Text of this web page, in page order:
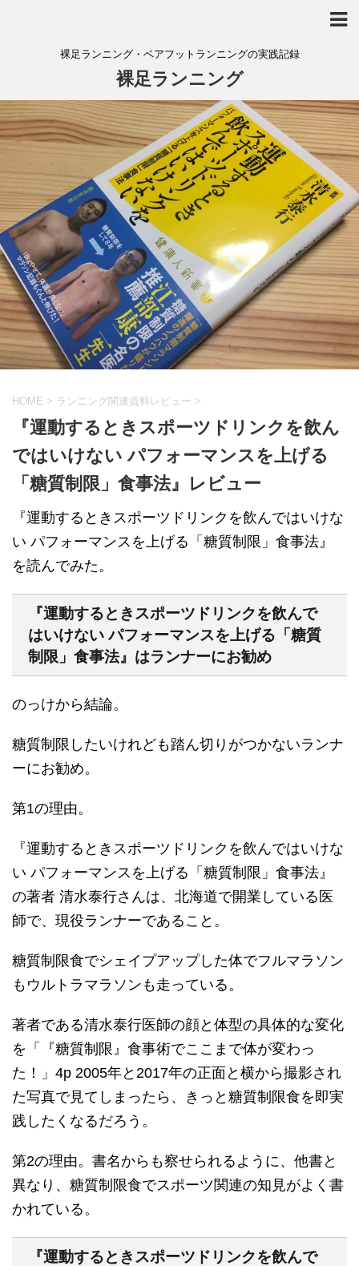
裸足ランニング・ベアフットランニングの実践記録
裸足ランニング
HOME > ランニング関連資料レビュー >
『運動するときスポーツドリンクを飲ん
ではいけない パフォーマンスを上げる
「糖質制限」食事法』レビュー
『運動するときスポーツドリンクを飲んではいけな
い パフォーマンスを上げる「糖質制限」食事法』
を読んでみた。
『運動するときスポーツドリンクを飲んで
はいけない パフォーマンスを上げる「糖質
制限」食事法』はランナーにお勧め
のっけから結論。
糖質制限したいけれども踏ん切りがつかないランナ
ーにお勧め。
第1の理由。
『運動するときスポーツドリンクを飲んではいけな
い パフォーマンスを上げる「糖質制限」食事法』
の著者 清水泰行さんは、北海道で開業している医
師で、現役ランナーであること。
糖質制限食でシェイプアップした体でフルマラソン
もウルトラマラソンも走っている。
著者である清水泰行医師の顔と体型の具体的な変化
を「『糖質制限』食事術でここまで体が変わっ
た！」4p 2005年と2017年の正面と横から撮影され
た写真で見てしまったら、きっと糖質制限食を即実
践したくなるだろう。
第2の理由。書名からも察せられるように、他書と
異なり、糖質制限食でスポーツ関連の知見がよく書
かれている。
『運動するときスポーツドリンクを飲んで